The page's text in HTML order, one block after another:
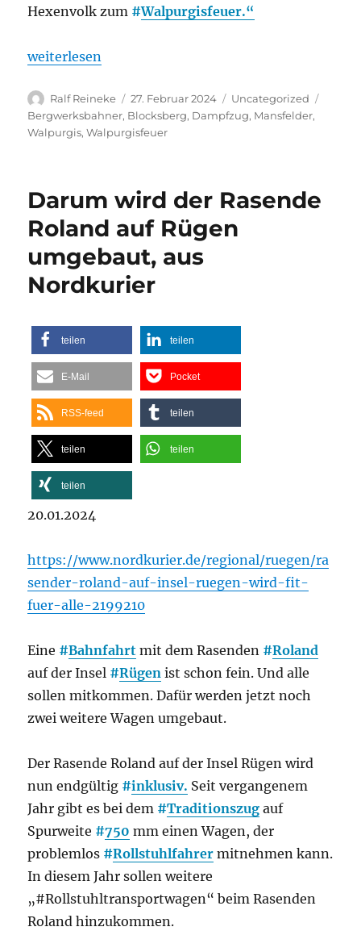
Hexenvolk zum #Walpurgisfeuer.“
„Mansfelder Bergwerksbahn“
weiterlesen
Autor
Ralf Reineke
Veröffentlicht
am
27. Februar 2024 Kategorien
Uncategorized
Bergwerksbahner, Blocksberg, Dampfzug, Mansfelder,
Walpurgis,Walpurgisfeuer
Darum wird der Rasende
Roland auf Rügen
umgebaut, aus
Nordkurier
teilen teilen
E-Mail Pocket
RSS-feed teilen
teilen teilen
teilen
20.01.2024
https://www.nordkurier.de/regional/ruegen/ra
sender-roland-auf-insel-ruegen-wird-fit-
fuer-alle-2199210
Eine #Bahnfahrt mit dem Rasenden #Roland
auf der Insel #Rügen ist schon fein. Und alle
sollen mitkommen. Dafür werden jetzt noch
zwei weitere Wagen umgebaut.
Der Rasende Roland auf der Insel Rügen wird
nun endgültig #inklusiv. Seit vergangenem
Jahr gibt es bei dem #Traditionszug auf
Spurweite #750 mm einen Wagen, der
problemlos #Rollstuhlfahrer mitnehmen kann.
In diesem Jahr sollen weitere
„#Rollstuhltransportwagen“ beim Rasenden
Roland hinzukommen.